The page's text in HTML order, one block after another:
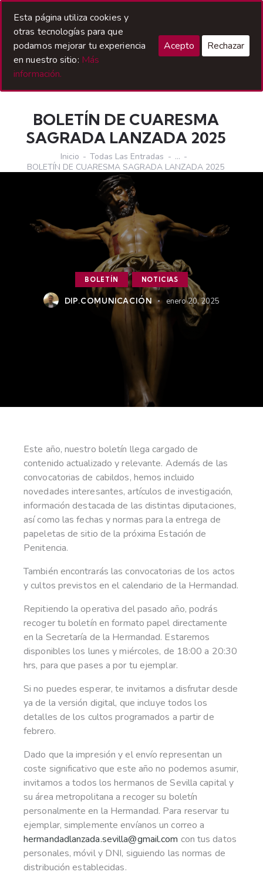
BOLETÍN DE CUARESMA
SAGRADA LANZADA 2025
Inicio Todas Las Entradas
...
BOLETÍN DE CUARESMA SAGRADA LANZADA 2025
BOLETÍN NOTICIAS
DIP.COMUNICACIÓN enero 20, 2025
Este año, nuestro boletín llega cargado de
contenido actualizado y relevante. Además de las
convocatorias de cabildos, hemos incluido
novedades interesantes, artículos de investigación,
información destacada de las distintas diputaciones,
así como las fechas y normas para la entrega de
papeletas de sitio de la próxima Estación de
Penitencia.
También encontrarás las convocatorias de los actos
y cultos previstos en el calendario de la Hermandad.
Repitiendo la operativa del pasado año, podrás
recoger tu boletín en formato papel directamente
en la Secretaría de la Hermandad. Estaremos
disponibles los lunes y miércoles, de 18:00 a 20:30
hrs, para que pases a por tu ejemplar.
Si no puedes esperar, te invitamos a disfrutar desde
ya de la versión digital, que incluye todos los
detalles de los cultos programados a partir de
febrero.
Dado que la impresión y el envío representan un
coste significativo que este año no podemos asumir,
invitamos a todos los hermanos de Sevilla capital y
su área metropolitana a recoger su boletín
personalmente en la Hermandad. Para reservar tu
ejemplar, simplemente envíanos un correo a
hermandadlanzada.sevilla@gmail.com con tus datos
personales, móvil y DNI, siguiendo las normas de
distribución establecidas.
Esta página utiliza cookies y
otras tecnologías para que
podamos mejorar tu experiencia
en nuestro sitio: Más
información.
Acepto Rechazar